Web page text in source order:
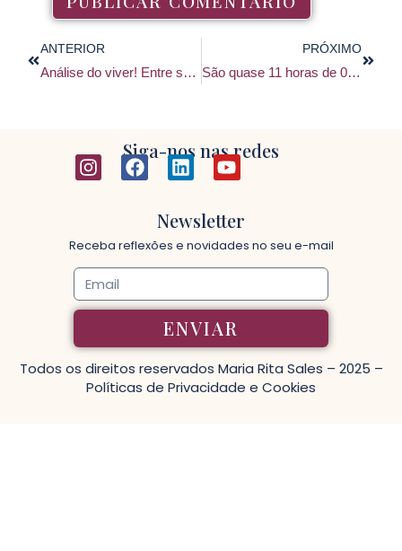
ANTERIOR
Análise do viver! Entre semeaduras e colheitas…
PRÓXIMO
São quase 11 horas de 03 julho 2020
Siga-nos nas redes
Newsletter
Receba reflexões e novidades no seu e-mail
ENVIAR
Todos os direitos reservados Maria Rita Sales – 2025 –
Políticas de Privacidade e Cookies